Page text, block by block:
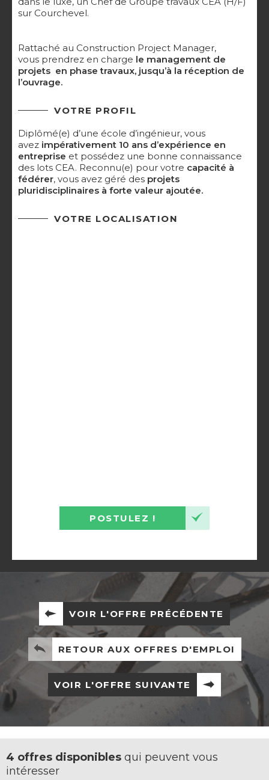
sur Courchevel.
Rattaché au Construction Project Manager,
vous prendrez en charge le management de
projets en phase travaux, jusqu’à la réception de
l’ouvrage.
VOTRE PROFIL
Diplômé(e) d’une école d’ingénieur, vous
avez impérativement 10 ans d’expérience en
entreprise et possédez une bonne connaissance
des lots CEA. Reconnu(e) pour votre capacité à
fédérer, vous avez géré des projets
pluridisciplinaires à forte valeur ajoutée.
VOTRE LOCALISATION
POSTULEZ !
VOIR L'OFFRE PRÉCÉDENTE
RETOUR AUX OFFRES D'EMPLOI
VOIR L'OFFRE SUIVANTE
4 offres disponibles qui peuvent vous
intéresser